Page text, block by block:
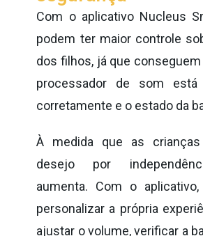
Com o aplicativo Nucleus
podem ter maior controle
dos filhos, já que
processador de som está
corretamente e o estado da
À medida que as
desejo por
aumenta. Com o
personalizar a própria
ajustar o volume, verificar a